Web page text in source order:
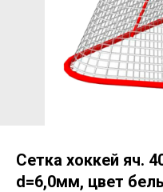
Сетка хоккей яч.
d=6,0мм, цвет